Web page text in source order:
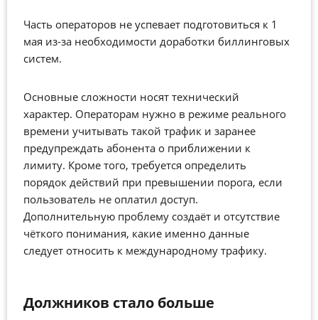
Часть операторов не успевает подготовиться к 1
мая из-за необходимости доработки биллинговых
систем.
Основные сложности носят технический
характер. Операторам нужно в режиме реального
времени учитывать такой трафик и заранее
предупреждать абонента о приближении к
лимиту. Кроме того, требуется определить
порядок действий при превышении порога, если
пользователь не оплатил доступ.
Дополнительную проблему создаёт и отсутствие
чёткого понимания, какие именно данные
следует относить к международному трафику.
Должников стало больше